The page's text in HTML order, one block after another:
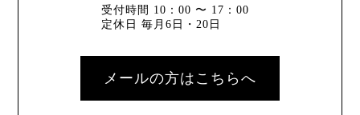
受付時間 10：00 〜 17：00
定休日 毎月6日・20日
メールの方はこちらへ